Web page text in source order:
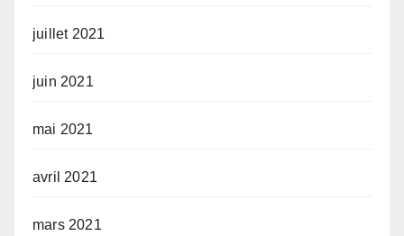
juillet 2021
juin 2021
mai 2021
avril 2021
mars 2021